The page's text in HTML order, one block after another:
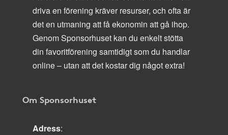
driva en förening kräver resurser, och ofta är
det en utmaning att få ekonomin att gå ihop.
Genom Sponsorhuset kan du enkelt stötta
din favoritförening samtidigt som du handlar
online – utan att det kostar dig något extra!
Om Sponsorhuset
Adress: